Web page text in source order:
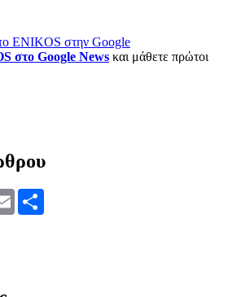
ENIKOS στην Google
στο Google News και μάθετε πρώτοι
Email